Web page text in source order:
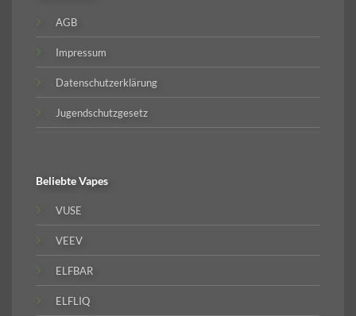
AGB
Impressum
Datenschutzerklärung
Jugendschutzgesetz
BeliebteVapes
VUSE
VEEV
ELFBAR
ELFLIQ